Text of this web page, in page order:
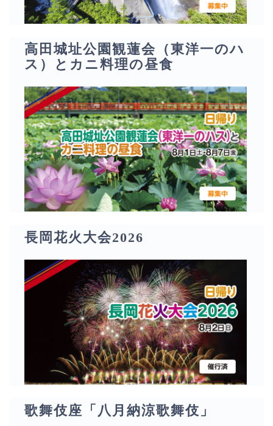
高田城址公園観蓮会（東洋一のハ
ス）とカニ料理の昼食
長岡花火大会2026
歌舞伎座「八月納涼歌舞伎」